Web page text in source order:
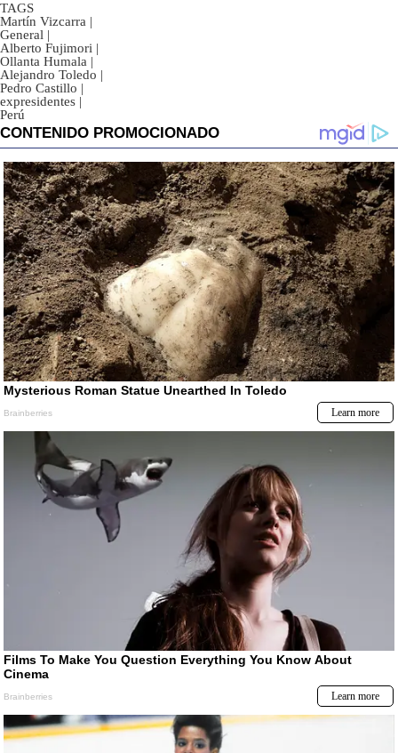
TAGS
Martín Vizcarra |
General |
Alberto Fujimori |
Ollanta Humala |
Alejandro Toledo |
Pedro Castillo |
expresidentes |
Perú